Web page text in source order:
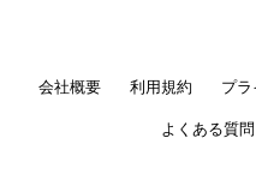
会社概要 利用規約 プ
よくある質問